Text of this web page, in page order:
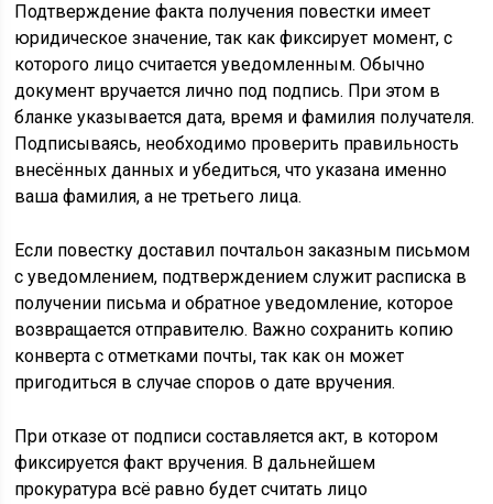
Подтверждение факта получения повестки имеет
юридическое значение, так как фиксирует момент, с
которого лицо считается уведомленным. Обычно
документ вручается лично под подпись. При этом в
бланке указывается дата, время и фамилия получателя.
Подписываясь, необходимо проверить правильность
внесённых данных и убедиться, что указана именно
ваша фамилия, а не третьего лица.
Если повестку доставил почтальон заказным письмом
с уведомлением, подтверждением служит расписка в
получении письма и обратное уведомление, которое
возвращается отправителю. Важно сохранить копию
конверта с отметками почты, так как он может
пригодиться в случае споров о дате вручения.
При отказе от подписи составляется акт, в котором
фиксируется факт вручения. В дальнейшем
прокуратура всё равно будет считать лицо